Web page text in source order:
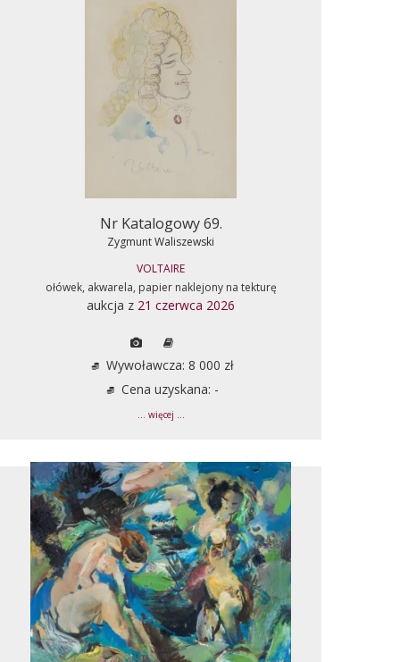
Nr Katalogowy 69.
Zygmunt Waliszewski
VOLTAIRE
ołówek, akwarela, papier naklejony na tekturę
aukcja z 21 czerwca 2026
Wywoławcza: 8 000 zł
Cena uzyskana: -
... więcej ...